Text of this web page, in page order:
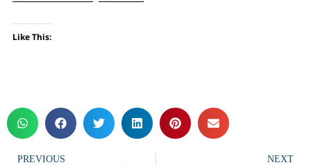
Like This:
PREVIOUS NEXT